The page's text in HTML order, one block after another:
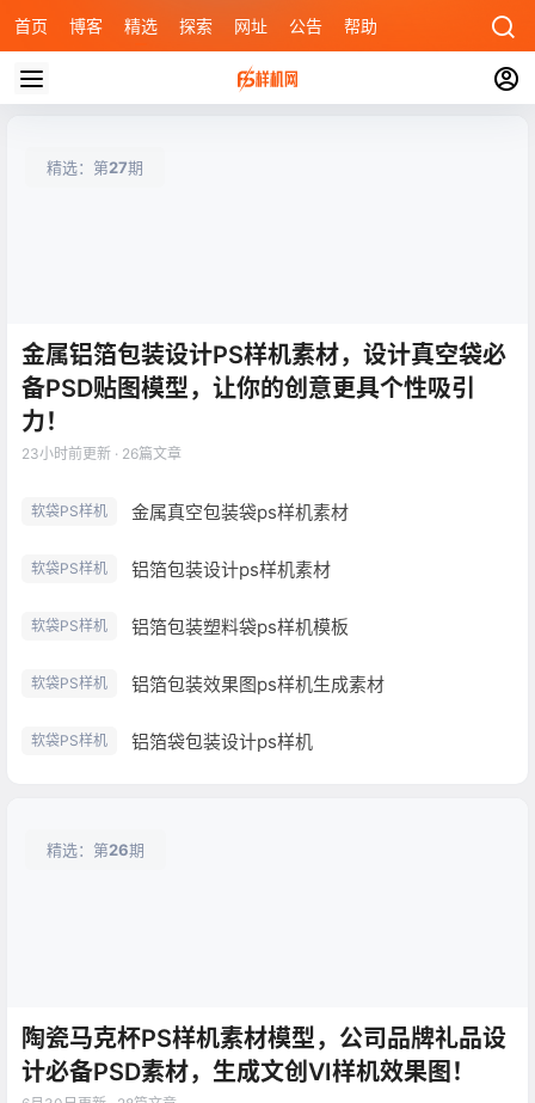
首页 博客 精选 探索 网址 公告 帮助
精选：第27期
金属铝箔包装设计PS样机素材，设计真空袋必
备PSD贴图模型，让你的创意更具个性吸引
力！
23小时前更新 · 26篇文章
软袋PS样机 金属真空包装袋ps样机素材
软袋PS样机 铝箔包装设计ps样机素材
软袋PS样机 铝箔包装塑料袋ps样机模板
软袋PS样机 铝箔包装效果图ps样机生成素材
软袋PS样机 铝箔袋包装设计ps样机
精选：第26期
陶瓷马克杯PS样机素材模型，公司品牌礼品设
计必备PSD素材，生成文创VI样机效果图！